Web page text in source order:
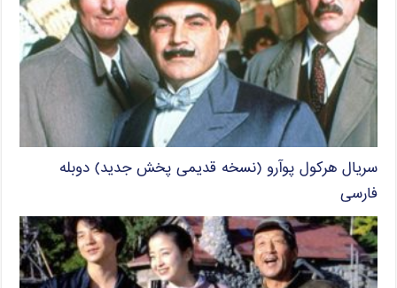
سریال هرکول پوآرو (نسخه قدیمی پخش جدید) دوبله
فارسی